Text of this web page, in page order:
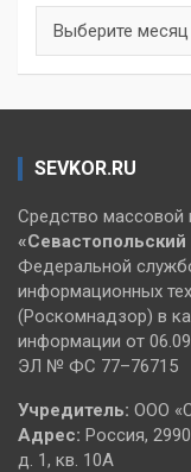
SEVKOR.RU
Средство массовой
«Севастопольский
Федеральной
информационных
(Роскомнадзор) в
информации от
ЭЛ № ФС 77–76715
Учредитель: ООО
Адрес: Россия,
д. 1, кв. 10А